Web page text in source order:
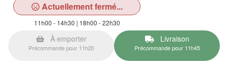
Actuellement fermé...
11h00 - 14h30 | 18h00 - 22h30
À emporter
Précommande pour 11h20
Livraison
Précommande pour 11h45